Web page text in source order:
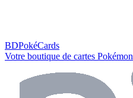
BDPokéCards
Votre boutique de cartes Pokémon